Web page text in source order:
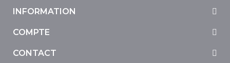
INFORMATION
COMPTE
CONTACT